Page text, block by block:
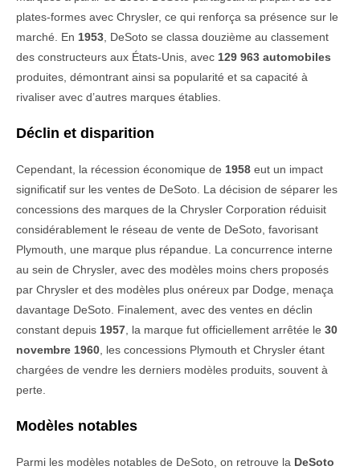
plates-formes avec Chrysler, ce qui renforça sa présence sur le
marché. En 1953, DeSoto se classa douzième au classement
des constructeurs aux États-Unis, avec 129 963 automobiles
produites, démontrant ainsi sa popularité et sa capacité à
rivaliser avec d’autres marques établies.
Déclin et disparition
Cependant, la récession économique de 1958 eut un impact
significatif sur les ventes de DeSoto. La décision de séparer les
concessions des marques de la Chrysler Corporation réduisit
considérablement le réseau de vente de DeSoto, favorisant
Plymouth, une marque plus répandue. La concurrence interne
au sein de Chrysler, avec des modèles moins chers proposés
par Chrysler et des modèles plus onéreux par Dodge, menaça
davantage DeSoto. Finalement, avec des ventes en déclin
constant depuis 1957, la marque fut officiellement arrêtée le 30
novembre 1960, les concessions Plymouth et Chrysler étant
chargées de vendre les derniers modèles produits, souvent à
perte.
Modèles notables
Parmi les modèles notables de DeSoto, on retrouve la DeSoto